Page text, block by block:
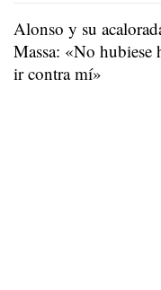
Alonso y su
Massa: «No
ir contra mí»